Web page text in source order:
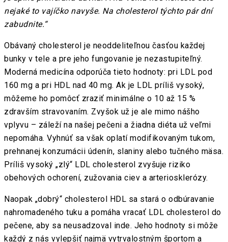
nejaké to vajíčko navyše. Na cholesterol týchto pár dní
zabudnite.“
Obávaný cholesterol je neoddeliteľnou časťou každej
bunky v tele a pre jeho fungovanie je nezastupiteľný.
Moderná medicína odporúča tieto hodnoty: pri LDL pod
160 mg a pri HDL nad 40 mg. Ak je LDL príliš vysoký,
môžeme ho pomôcť zraziť minimálne o 10 až 15 %
zdravším stravovaním. Zvyšok už je ale mimo nášho
vplyvu – záleží na našej pečeni a žiadna diéta už veľmi
nepomáha. Vyhnúť sa však oplatí modifikovaným tukom,
prehnanej konzumácii údenín, slaniny alebo tučného mäsa.
Príliš vysoký „zlý“ LDL cholesterol zvyšuje riziko
obehových ochorení, zužovania ciev a arteriosklerózy.
Naopak „dobrý“ cholesterol HDL sa stará o odbúravanie
nahromadeného tuku a pomáha vracať LDL cholesterol do
pečene, aby sa neusadzoval inde. Jeho hodnoty si môže
každý z nás vylepšiť najmä vytrvalostným športom a